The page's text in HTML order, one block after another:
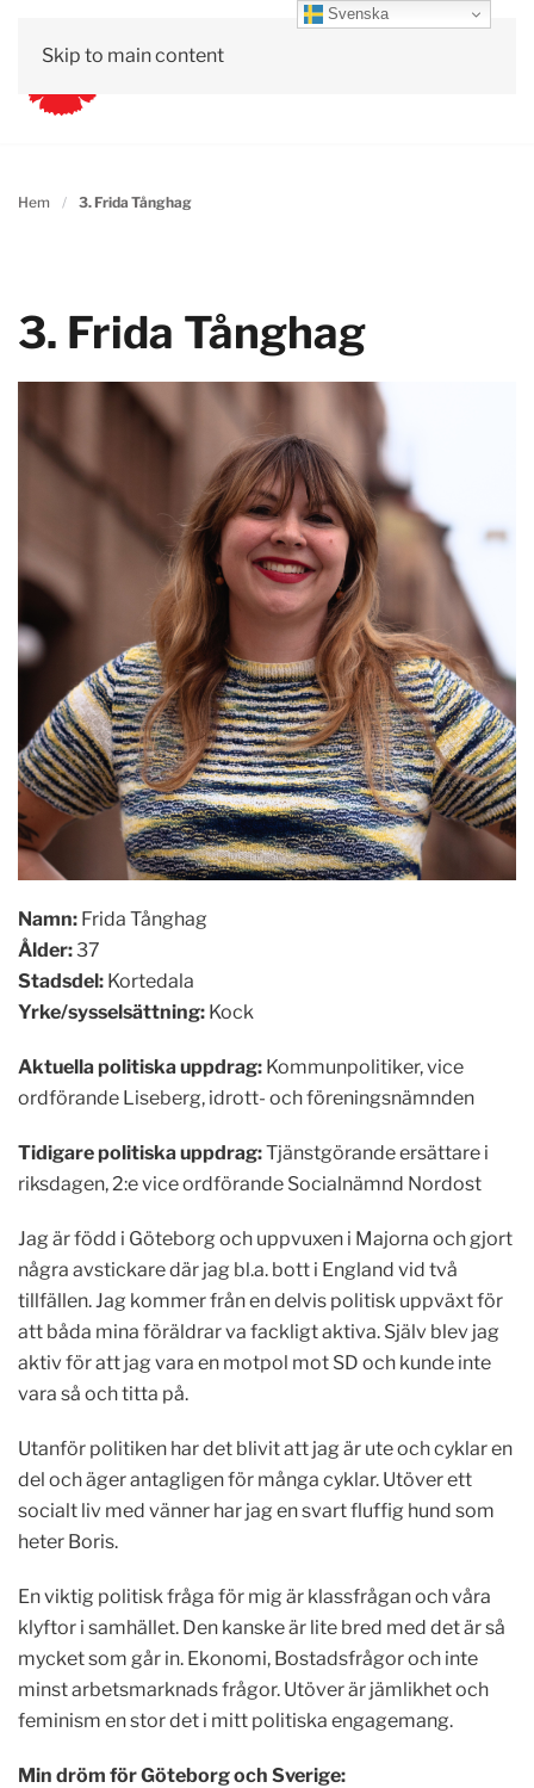
Skip to main content
Hem 3. Frida Tånghag
3. Frida Tånghag
Namn: Frida Tånghag
Ålder:37
Stadsdel: Kortedala
Yrke/sysselsättning: Kock
Aktuella politiska uppdrag: Kommunpolitiker, vice
ordförande Liseberg, idrott- och föreningsnämnden
Tidigare politiska uppdrag:Tjänstgörande ersättare i
riksdagen, 2:e vice ordförande Socialnämnd Nordost
Jag är född i Göteborg och uppvuxen i Majorna och gjort
några avstickare där jag bl.a. bott i England vid två
tillfällen. Jag kommer från en delvis politisk uppväxt för
att båda mina föräldrar va fackligt aktiva. Själv blev jag
aktiv för att jag vara en motpol mot SD och kunde inte
vara så och titta på.
Utanför politiken har det blivit att jag är ute och cyklar en
del och äger antagligen för många cyklar. Utöver ett
socialt liv med vänner har jag en svart fluffig hund som
heter Boris.
En viktig politisk fråga för mig är klassfrågan och våra
klyftor i samhället. Den kanske är lite bred med det är så
mycket som går in. Ekonomi, Bostadsfrågor och inte
minst arbetsmarknads frågor. Utöver är jämlikhet och
feminism en stor det i mitt politiska engagemang.
Min dröm för Göteborg och Sverige:
Svenska